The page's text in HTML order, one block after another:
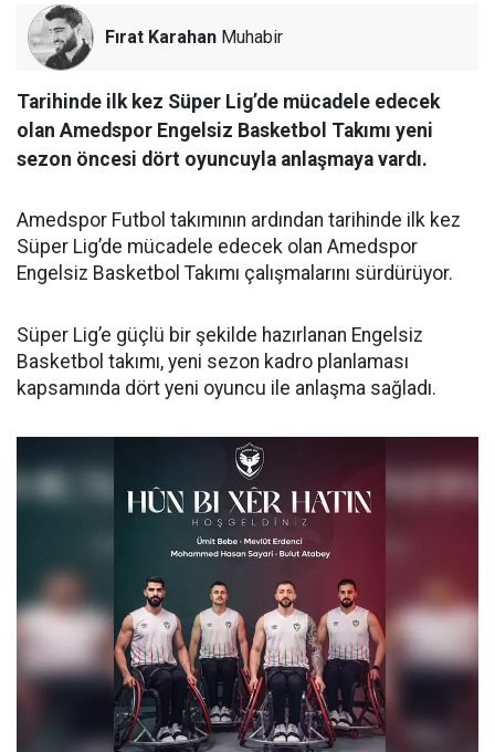
Fırat Karahan Muhabir
Tarihinde ilk kez Süper Lig’de mücadele edecek
olan Amedspor Engelsiz Basketbol Takımı yeni
sezon öncesi dört oyuncuyla anlaşmaya vardı.
Amedspor Futbol takımının ardından tarihinde ilk kez
Süper Lig’de mücadele edecek olan Amedspor
Engelsiz Basketbol Takımı çalışmalarını sürdürüyor.
Süper Lig’e güçlü bir şekilde hazırlanan Engelsiz
Basketbol takımı, yeni sezon kadro planlaması
kapsamında dört yeni oyuncu ile anlaşma sağladı.